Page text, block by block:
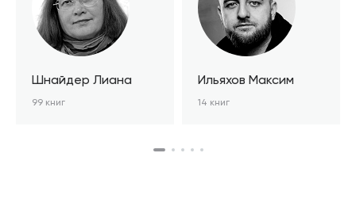
Шнайдер Лиана
99 книг
Ильяхов Максим
14 книг